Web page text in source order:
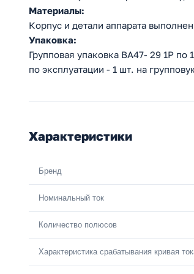
Материалы:
Корпус и детали аппарата
Упаковка:
Групповая упаковка ВА47- 29 1Р
по эксплуатации - 1 шт. на
Характеристики
Бренд
Номинальный ток
Количество полюсов
Характеристика срабатывания кривая